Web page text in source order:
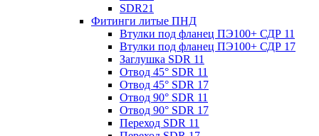
SDR21
Фитинги литые ПНД
Втулки под фланец ПЭ100+ СДР 11
Втулки под фланец ПЭ100+ СДР 17
Заглушка SDR 11
Отвод 45° SDR 11
Отвод 45° SDR 17
Отвод 90° SDR 11
Отвод 90° SDR 17
Переход SDR 11